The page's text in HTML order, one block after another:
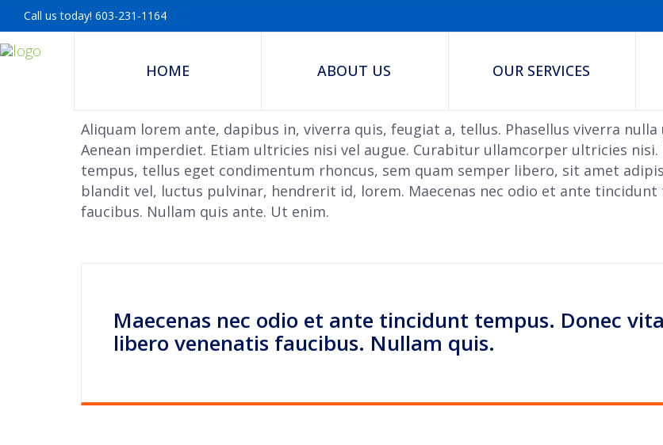
Call us today! 603-231-1164
HOME ABOUT US OUR SERVICES
Aliquam lorem ante, dapibus in, viverra quis, feugiat a, tellus. Phasellus viverra
Aenean imperdiet. Etiam ultricies nisi vel augue. Curabitur ullamcorper ultricies nisi.
tempus, tellus eget condimentum rhoncus, sem quam semper libero, sit amet
blandit vel, luctus pulvinar, hendrerit id, lorem. Maecenas nec odio et ante
faucibus. Nullam quis ante. Ut enim.
Maecenas nec odio et ante tincidunt tempus. Donec
libero venenatis faucibus. Nullam quis.